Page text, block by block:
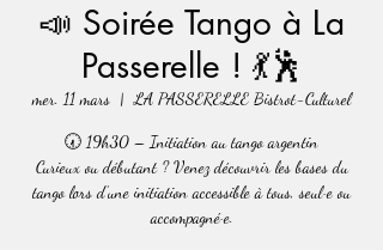
📣 Soirée Tango à La
Passerelle ! 💃🕺
mer. 11 mars
  |
LA PASSERELLE Bistrot-Culturel
🕢 19h30 – Initiation au tango argentin
Curieux ou débutant ? Venez découvrir les bases du
tango lors d’une initiation accessible à tous, seul·e ou
accompagné·e.